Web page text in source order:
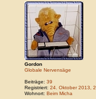
Gordon
Globale Nervensäge
Beiträge: 39
Registriert: 24. Oktober 2013,
Wohnort: Beim Micha